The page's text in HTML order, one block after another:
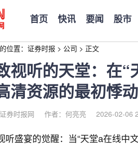
首页 快讯 要闻 股市
位置： 证券时报 > 公司 > 正文
视听的天堂：在
清资源的最初悸动
券时报网 作者：何亮亮 2026-02-06
听盛宴的觉醒：当“天堂а在线中